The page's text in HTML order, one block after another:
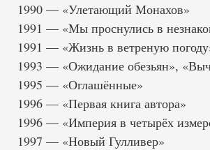
1990 — «Улетающий Монахов»
1991 — «Мы проснулись в
1991 — «Жизнь в ветреную
1993 — «Ожидание обезьян»,
1995 — «Оглашённые»
1996 — «Первая книга автора»
1996 — «Империя в четырёх
1997 — «Новый Гулливер»